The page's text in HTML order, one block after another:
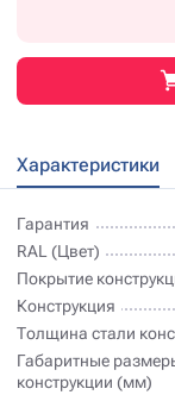
Характеристики
Гарантия
RAL (Цвет)
Покрытие
Конструкция
Толщина стали
Габаритные
конструкции (мм)